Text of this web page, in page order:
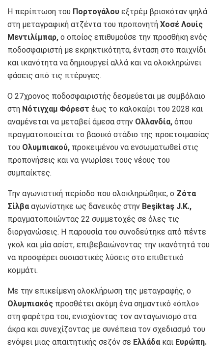
Η περίπτωση του Πορτογάλου εξτρέμ βρισκόταν ψηλά
στη μεταγραφική ατζέντα του προπονητή Χοσέ Λουίς
Μεντιλίμπαρ, ο οποίος επιθυμούσε την προσθήκη ενός
ποδοσφαιριστή με εκρηκτικότητα, ένταση στο παιχνίδι
και ικανότητα να δημιουργεί αλλά και να ολοκληρώνει
φάσεις από τις πτέρυγες.
Ο 27χρονος ποδοσφαιριστής δεσμεύεται με συμβόλαιο
στη Νότιγχαμ Φόρεστ έως το καλοκαίρι του 2028 και
αναμένεται να μεταβεί άμεσα στην Ολλανδία, όπου
πραγματοποιείται το βασικό στάδιο της προετοιμασίας
του Ολυμπιακού, προκειμένου να ενσωματωθεί στις
προπονήσεις και να γνωρίσει τους νέους του
συμπαίκτες.
Την αγωνιστική περίοδο που ολοκληρώθηκε, ο Ζότα
Σίλβα αγωνίστηκε ως δανεικός στην Beşiktaş J.K.,
πραγματοποιώντας 22 συμμετοχές σε όλες τις
διοργανώσεις. Η παρουσία του συνοδεύτηκε από πέντε
γκολ και μία ασίστ, επιβεβαιώνοντας την ικανότητά του
να προσφέρει ουσιαστικές λύσεις στο επιθετικό
κομμάτι.
Με την επικείμενη ολοκλήρωση της μεταγραφής, ο
Ολυμπιακός προσθέτει ακόμη ένα σημαντικό «όπλο»
στη φαρέτρα του, ενισχύοντας τον ανταγωνισμό στα
άκρα και συνεχίζοντας με συνέπεια τον σχεδιασμό του
ενόψει μιας απαιτητικής σεζόν σε Ελλάδα και Ευρώπη.